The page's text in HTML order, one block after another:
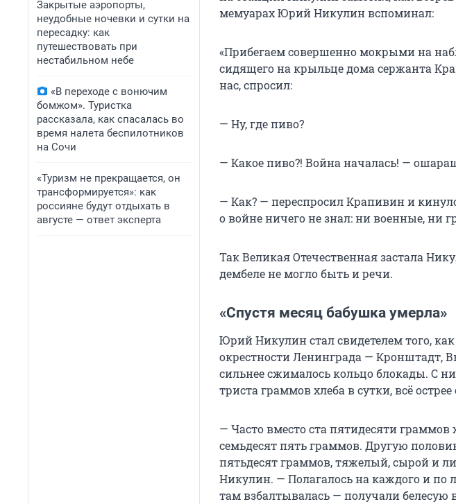
Закрытые аэропорты,
неудобные ночевки и сутки на
пересадку: как
путешествовать при
нестабильном небе
«В переходе с вонючим
бомжом». Туристка
рассказала, как спасалась во
время налета беспилотников
на Сочи
«Туризм не прекращается, он
трансформируется»: как
россияне будут отдыхать в
августе — ответ эксперта
мемуарах Юрий Никулин вспоминал:
«Прибегаем совершенно мокрыми на
сидящего на крыльце дома сержанта
нас, спросил:
— Ну, где пиво?
— Какое пиво?! Война началась! —
— Как? — переспросил Крапивин и
о войне ничего не знал: ни военные, ни
Так Великая Отечественная застала
дембеле не могло быть и речи.
«Спустя месяц бабушка умерла»
Юрий Никулин стал свидетелем того,
окрестности Ленинграда — Кронштадт,
сильнее сжималось кольцо блокады. С
триста граммов хлеба в сутки, всё
— Часто вместо ста пятидесяти
семьдесят пять граммов. Другую
пятьдесят граммов, тяжелый, сырой и
Никулин. — Полагалось на каждого и
там взбалтывалась — получали белесую